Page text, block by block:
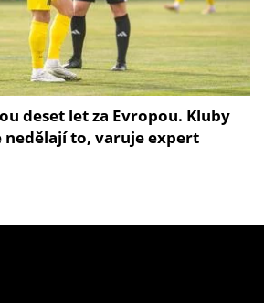
deset let za Evropou. Kluby
nedělají to, varuje expert